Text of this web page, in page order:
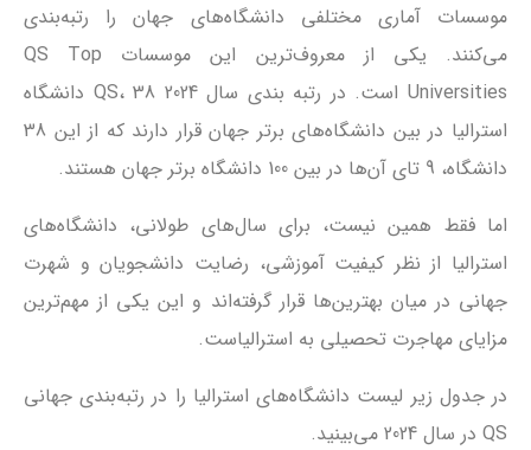
موسسات آماری مختلفی دانشگاه‌های جهان را رتبه‌بندی
می‌کنند. یکی از معروف‌ترین این موسسات QS Top
Universities است. در رتبه بندی سال 2024 QS، 38 دانشگاه
استرالیا در بین دانشگاه‌های برتر جهان قرار دارند که از این 38
دانشگاه، 9 تای آن‌ها در بین 100 دانشگاه برتر جهان هستند.
اما فقط همین نیست، برای سال‌های طولانی، دانشگاه‌های
استرالیا از نظر کیفیت آموزشی، رضایت دانشجویان و شهرت
جهانی در میان بهترین‌ها قرار گرفته‌اند و این یکی از مهم‌ترین
مزایای مهاجرت تحصیلی به استرالیاست.
در جدول زیر لیست دانشگاه‌های استرالیا را در رتبه‌بندی جهانی
QS در سال 2024 می‌بینید.